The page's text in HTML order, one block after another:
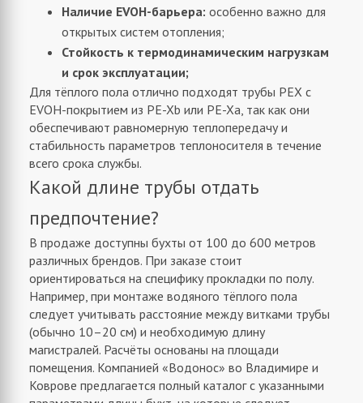
Наличие EVOH-барьера: особенно важно для
открытых систем отопления;
Стойкость к термодинамическим нагрузкам
и срок эксплуатации;
Для тёплого пола отлично подходят трубы PEX с
EVOH-покрытием из PE-Xb или PE-Xa, так как они
обеспечивают равномерную теплопередачу и
стабильность параметров теплоносителя в течение
всего срока службы.
Какой длине трубы отдать
предпочтение?
В продаже доступны бухты от 100 до 600 метров
различных брендов. При заказе стоит
ориентироваться на специфику прокладки по полу.
Например, при монтаже водяного тёплого пола
следует учитывать расстояние между витками трубы
(обычно 10–20 см) и необходимую длину
магистралей. Расчёты основаны на площади
помещения. Компанией «Водонос» во Владимире и
Коврове предлагается полный каталог с указанными